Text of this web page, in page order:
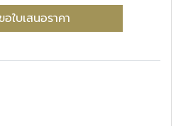
อใบเสนอราคา